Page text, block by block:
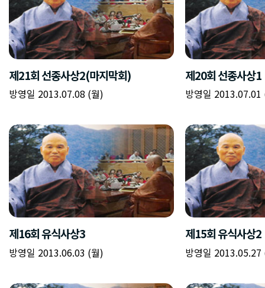
제21회 선종사상2(마지막회)
방영일 2013.07.08 (월)
제20회 선종사상1
방영일 2013.07.01
제16회 유식사상3
방영일 2013.06.03 (월)
제15회 유식사상2
방영일 2013.05.27